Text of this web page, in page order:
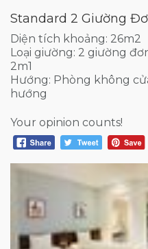
Standard 2 Giường
Diện tích khoảng: 26m2
Loại giường: 2 giường
2m1
Hướng: Phòng không
hướng
Your opinion counts!